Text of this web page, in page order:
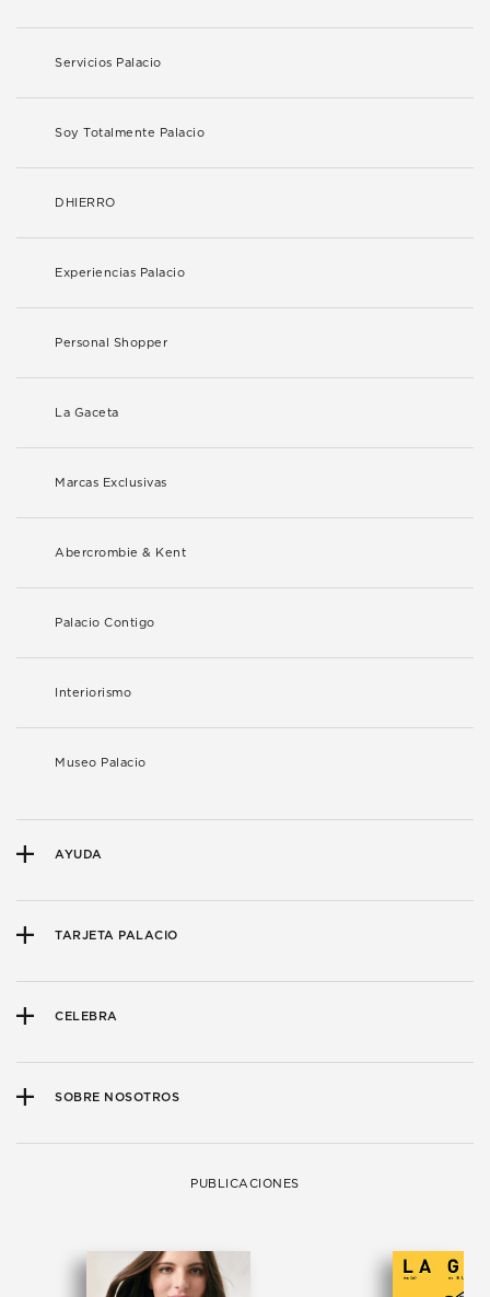
Servicios Palacio
Soy Totalmente Palacio
DHIERRO
Experiencias Palacio
Personal Shopper
La Gaceta
Marcas Exclusivas
Abercrombie & Kent
Palacio Contigo
Interiorismo
Museo Palacio
AYUDA
TARJETA PALACIO
CELEBRA
SOBRE NOSOTROS
PUBLICACIONES